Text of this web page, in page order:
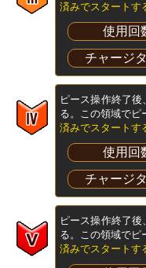
済みでスタートす
使用
チャージ
ピース操作終了
る。この領域でピ
済みでスタートす
使用
チャージ
ピース操作終了
る。この領域でピ
済みでスタートす